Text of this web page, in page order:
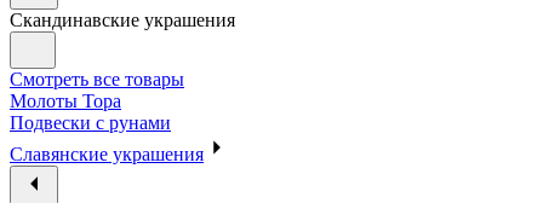
Скандинавские украшения
Смотреть все товары
Молоты Тора
Подвески с рунами
Славянские украшения